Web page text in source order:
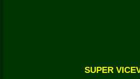
SUPER